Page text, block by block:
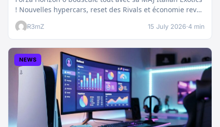
! Nouvelles hypercars, reset des Rivals et économie revue
:…
R3mZ 15 July 2026·4 min
NEWS